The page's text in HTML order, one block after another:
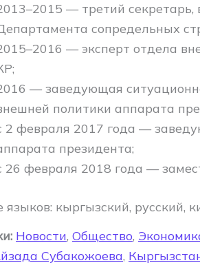
— третий секретарь,
сопредельных
— эксперт отдела
— заведующая
политики аппарата
2 февраля 2017 года —
президента;
26 февраля 2018 года —
языков: кыргызский, русский,
Новости, Общество,
Субакожоева,